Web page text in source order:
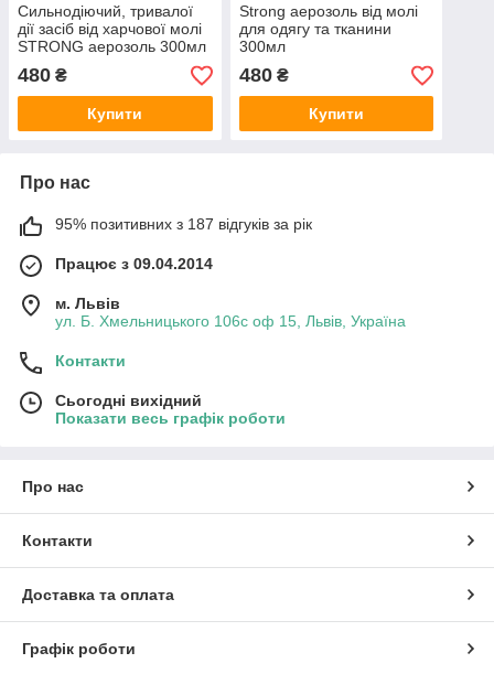
Сильнодіючий, тривалої
дії засіб від харчової молі
STRONG аерозоль 300мл
480 ₴
Купити
Strong аерозоль від молі
для одягу та тканини
300мл
480₴
Купити
Про нас
95% позитивних з 187 відгуків за рік
Працює з 09.04.2014
м. Львів
ул. Б. Хмельницького 106с оф 15, Львів, Україна
Контакти
Сьогодні вихідний
Показати весь графік роботи
Про нас
Контакти
Доставка та оплата
Графік роботи